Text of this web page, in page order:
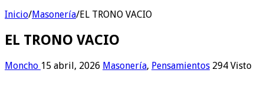
Inicio/Masonería/EL TRONO VACIO
EL TRONO VACIO
Moncho 15 abril, 2026 Masonería, Pensamientos 294 Visto